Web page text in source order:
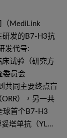
（MediLink
研发的B7-H3抗
发代号:
试验（研究方
委员会
共同主要终点盲
），另一共
球首个B7-H3
塔单抗（YL…